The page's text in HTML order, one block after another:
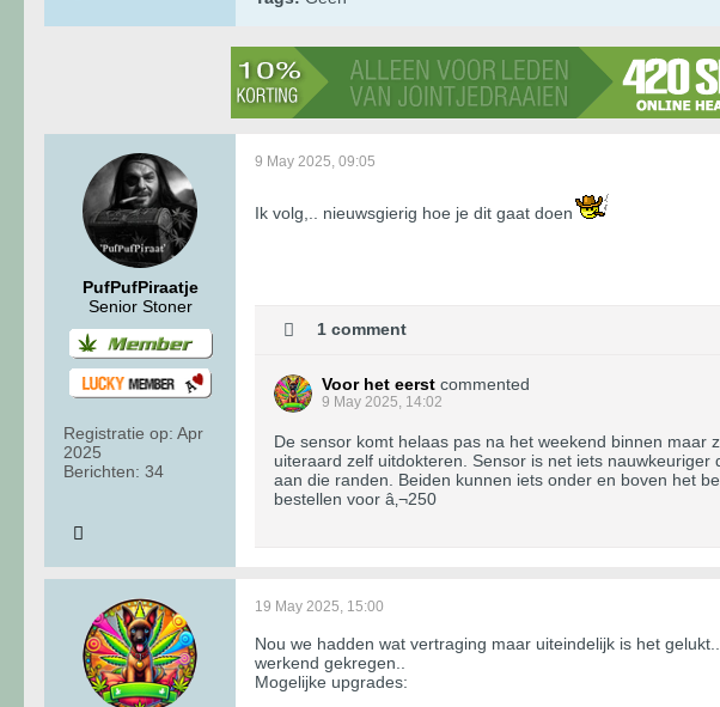
PufPufPiraatje
Senior Stoner
Registratie op: Apr
2025
Berichten: 34
9 May 2025, 09:05
Ik volg,.. nieuwsgierig hoe je dit gaat doen
1 comment
Voor het eerst commented
9 May 2025, 14:02
De sensor komt helaas pas na het weekend binnen
uiteraard zelf uitdokteren. Sensor is net iets
aan die randen. Beiden kunnen iets onder en boven het
bestellen voor â‚¬250
19 May 2025, 15:00
Nou we hadden wat vertraging maar uiteindelijk is het
werkend gekregen..
Mogelijke upgrades: